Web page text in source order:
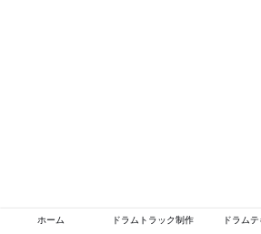
ホーム ドラムトラック制作 ドラム